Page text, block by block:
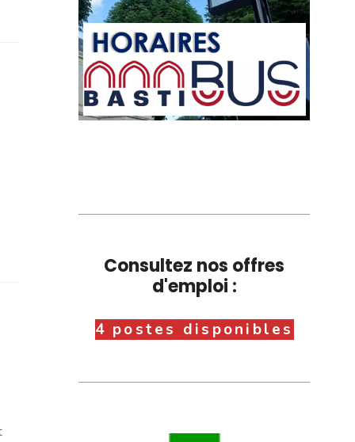
Consultez nos offres
d'emploi :
4 postes disponibles